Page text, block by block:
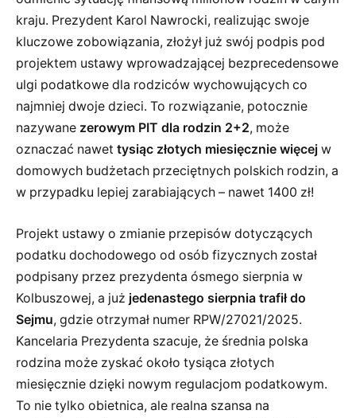
kraju. Prezydent Karol Nawrocki, realizując swoje
kluczowe zobowiązania, złożył już swój podpis pod
projektem ustawy wprowadzającej bezprecedensowe
ulgi podatkowe dla rodziców wychowujących co
najmniej dwoje dzieci. To rozwiązanie, potocznie
nazywane zerowym PIT dla rodzin 2+2, może
oznaczać nawet tysiąc złotych miesięcznie więcej w
domowych budżetach przeciętnych polskich rodzin, a
w przypadku lepiej zarabiających – nawet 1400 zł!
Projekt ustawy o zmianie przepisów dotyczących
podatku dochodowego od osób fizycznych został
podpisany przez prezydenta ósmego sierpnia w
Kolbuszowej, a już jedenastego sierpnia trafił do
Sejmu, gdzie otrzymał numer RPW/27021/2025.
Kancelaria Prezydenta szacuje, że średnia polska
rodzina może zyskać około tysiąca złotych
miesięcznie dzięki nowym regulacjom podatkowym.
To nie tylko obietnica, ale realna szansa na